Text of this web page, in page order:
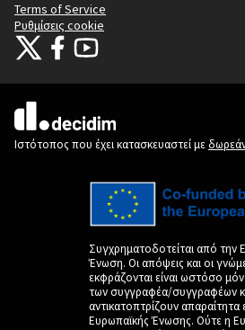
Terms of Service
Ρυθμίσεις cookie
Citizens Participation Portal at X
Ο οργανισμός Citizens Participation
Ο οργανισμός Citizens
(Εξωτερική σύνδεση)
Ιστότοπος που έχει κατασκευαστεί με
Συγχρηματοδοτείται από την
Ένωση. Οι απόψεις και οι
εκφράζονται είναι ωστόσο
των συγγραφέα/συγγραφέων
αντικατοπτρίζουν απαραίτητα
Ευρωπαϊκής Ένωσης. Ούτε η